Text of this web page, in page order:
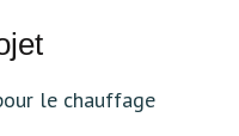
le chauffage